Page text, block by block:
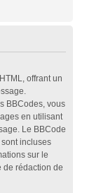
offrant un
BBCodes, vous
en utilisant
Le BBCode
incluses
sur le
de rédaction de